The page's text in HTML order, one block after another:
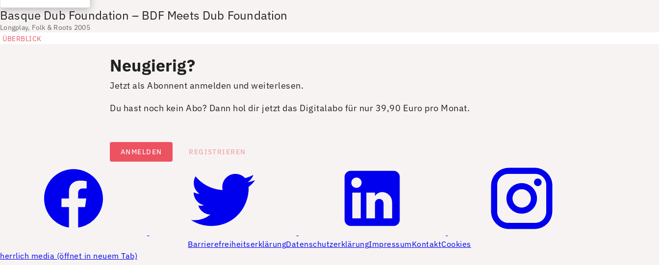
Basque Dub Foundation – BDF Meets Dub Foundation
Longplay, Folk & Roots 2005
ÜBERBLICK
Neugierig?
Jetzt als Abonnent anmelden und weiterlesen.
Du hast noch kein Abo? Dann hol dir jetzt das Digitalabo für nur 39,90 Euro pro Monat.
ANMELDEN REGISTRIEREN
BarrierefreiheitserklärungDatenschutzerklärungImpressumKontaktCookies
herrlich media (öffnet in neuem Tab)